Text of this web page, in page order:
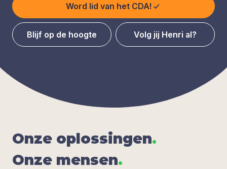
Word lid van het CDA!
Blijf op de hoogte Volg jij Henri al?
Onze oplos­sin­gen.
Onze men­sen.